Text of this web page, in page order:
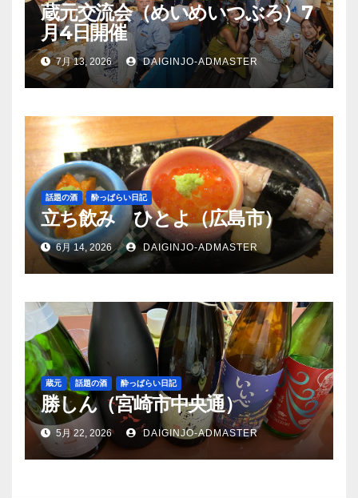
蔵元交流会（めいめいつぶろ）7
月4日開催
7月 13, 2026 DAIGINJO-ADMASTER
話題の酒 酔っぱらい日記
立ち飲み ひとよ（広島市）
6月 14, 2026 DAIGINJO-ADMASTER
蔵元 話題の酒 酔っぱらい日記
勝しん（宮崎市中央通）
5月 22, 2026 DAIGINJO-ADMASTER